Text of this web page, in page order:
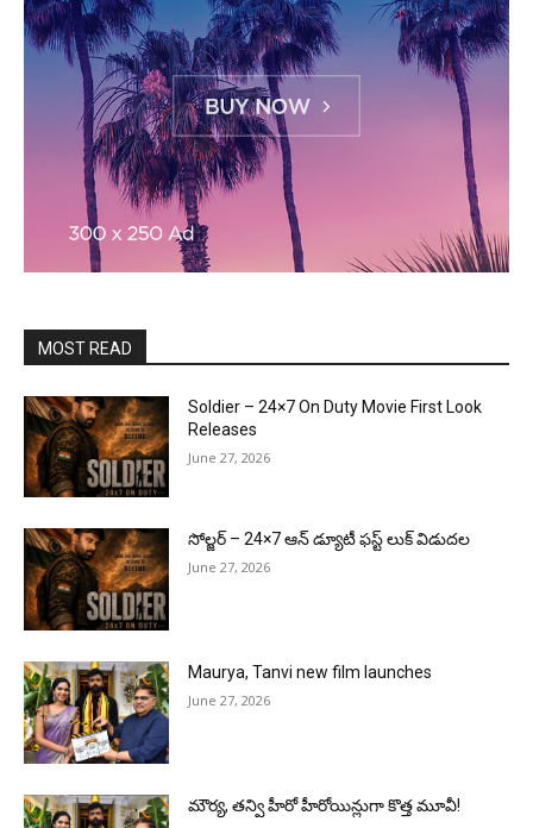
MOST READ
Soldier – 24×7 On Duty Movie First Look
Releases
June 27, 2026
సోల్జర్ – 24×7 ఆన్ డ్యూటీ ఫస్ట్ లుక్ విడుదల
June 27, 2026
Maurya, Tanvi new film launches
June 27, 2026
మౌర్య‌, త‌న్వి హీరో హీరోయిన్లుగా కొత్త మూవీ!